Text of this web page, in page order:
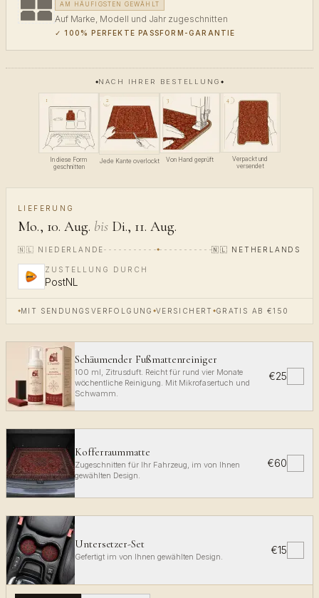
AM HÄUFIGSTEN GEWÄHLT
Auf Marke, Modell und Jahr zugeschnitten
✓ 100% PERFEKTE PASSFORM-GARANTIE
NACH IHRER BESTELLUNG
1
In diese Form
geschnitten
2
Jede Kante overlockt
3
Von Hand geprüft
4
Verpackt und
versendet
LIEFERUNG
Mo., 10. Aug. bis Di., 11. Aug.
🇳🇱 NIEDERLANDE 🇳🇱 NETHERLANDS
ZUSTELLUNG DURCH
PostNL
MIT SENDUNGSVERFOLGUNG VERSICHERT GRATIS AB €150
Schäumender Fußmattenreiniger
100 ml, Zitrusduft. Reicht für rund vier Monate
wöchentliche Reinigung. Mit Mikrofasertuch und
Schwamm.
€25
Kofferraummatte
Zugeschnitten für Ihr Fahrzeug, im von Ihnen
gewählten Design.
€60
Untersetzer-Set
Gefertigt im von Ihnen gewählten Design.
€15